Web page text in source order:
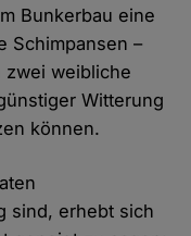
Bunkerbau eine
Schimpansen –
zwei weibliche
Witterung
können.
sind, erhebt sich